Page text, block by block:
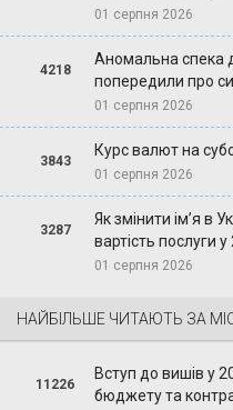
01 серпня 2026
4218
Аномальна спека
попередили про
01 серпня 2026
3843
Курс валют на
01 серпня 2026
3287
Як змінити ім’я в
вартість послуги у
01 серпня 2026
НАЙБІЛЬШЕ ЧИТАЮТЬ ЗА
11226
Вступ до вишів у
бюджету та